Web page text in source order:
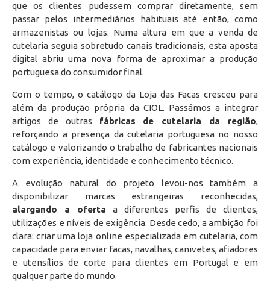
que os clientes pudessem comprar diretamente, sem
passar pelos intermediários habituais até então, como
armazenistas ou lojas. Numa altura em que a venda de
cutelaria seguia sobretudo canais tradicionais, esta aposta
digital abriu uma nova forma de aproximar a produção
portuguesa do consumidor final.
Com o tempo, o catálogo da Loja das Facas cresceu para
além da produção própria da CIOL. Passámos a integrar
artigos de outras fábricas de cutelaria da região,
reforçando a presença da cutelaria portuguesa no nosso
catálogo e valorizando o trabalho de fabricantes nacionais
com experiência, identidade e conhecimento técnico.
A evolução natural do projeto levou-nos também a
disponibilizar marcas estrangeiras reconhecidas,
alargando a oferta a diferentes perfis de clientes,
utilizações e níveis de exigência. Desde cedo, a ambição foi
clara: criar uma loja online especializada em cutelaria, com
capacidade para enviar facas, navalhas, canivetes, afiadores
e utensílios de corte para clientes em Portugal e em
qualquer parte do mundo.